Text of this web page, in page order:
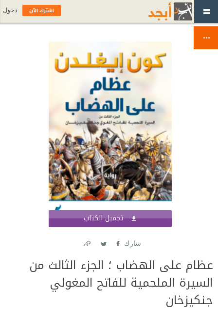
تحميل الكتاب
شارك
عظام على الهضاب ؛ الجزء الثالث من
السيرة الملحمية للفاتح المغولي
جنكيزخان
اشترك الآن دخول